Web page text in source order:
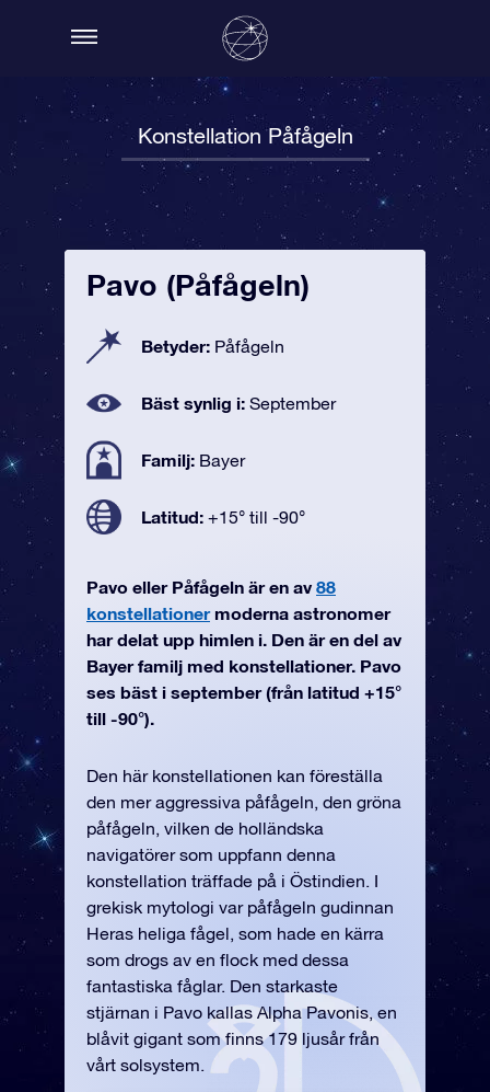
Konstellation Påfågeln
Pavo (Påfågeln)
Betyder: Påfågeln
Bäst synlig i: September
Familj: Bayer
Latitud: +15° till -90°
Pavo eller Påfågeln är en av 88
konstellationermoderna astronomer
har delat upp himlen i. Den är en del av
Bayer familj med konstellationer. Pavo
ses bäst i september (från latitud +15°
till -90°).
Den här konstellationen kan föreställa
den mer aggressiva påfågeln, den gröna
påfågeln, vilken de holländska
navigatörer som uppfann denna
konstellation träffade på i Östindien. I
grekisk mytologi var påfågeln gudinnan
Heras heliga fågel, som hade en kärra
som drogs av en flock med dessa
fantastiska fåglar. Den starkaste
stjärnan i Pavo kallas Alpha Pavonis, en
blåvit gigant som finns 179 ljusår från
vårt solsystem.